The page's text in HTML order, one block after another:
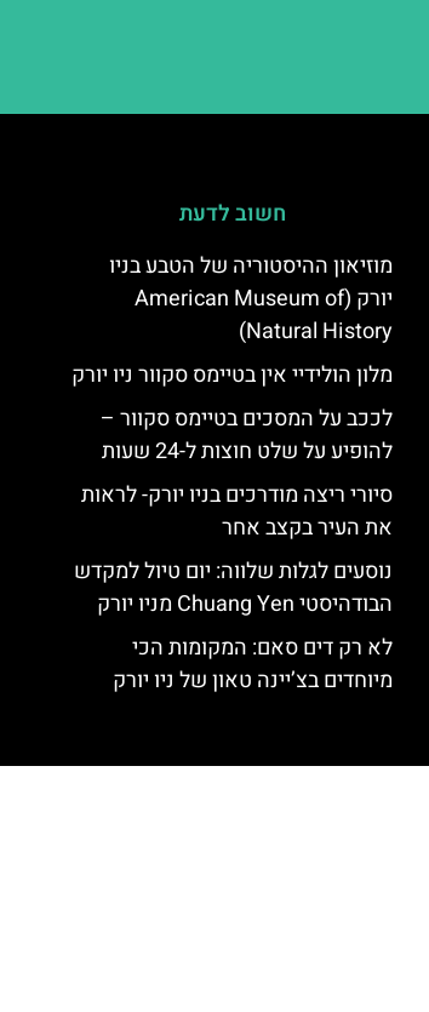
חשוב לדעת
מוזיאון ההיסטוריה של הטבע בניו
יורק (American Museum of
Natural History)
מלון הולידיי אין בטיימס סקוור ניו יורק
לככב על המסכים בטיימס סקוור –
להופיע על שלט חוצות ל-24 שעות
סיורי ריצה מודרכים בניו יורק- לראות
את העיר בקצב אחר
נוסעים לגלות שלווה: יום טיול למקדש
הבודהיסטי Chuang Yen מניו יורק
לא רק דים סאם: המקומות הכי
מיוחדים בצ’יינה טאון של ניו יורק